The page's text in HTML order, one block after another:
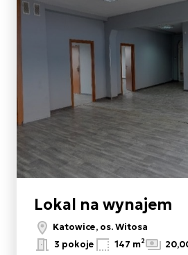
Lokal na wynajem
Katowice, os. Witosa
3 pokoje 147 m2